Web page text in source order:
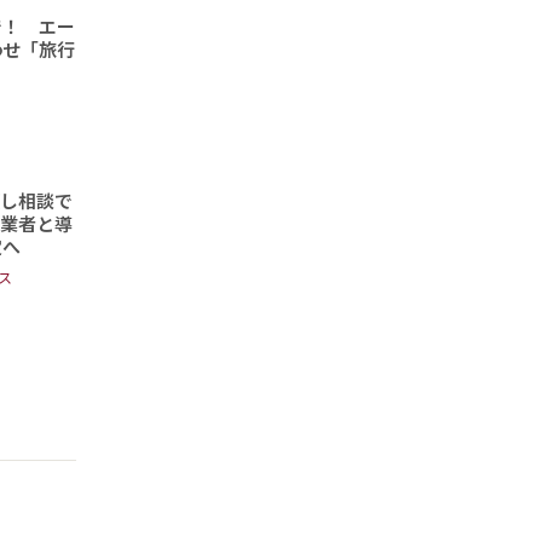
！ エー
「旅行
相談で
者と導